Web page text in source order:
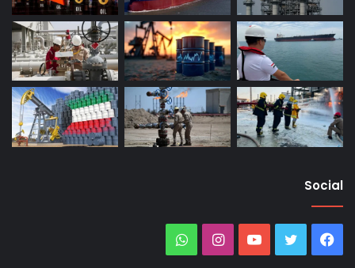
Social
فيسبوك تويتر يوتيوب انستقرام